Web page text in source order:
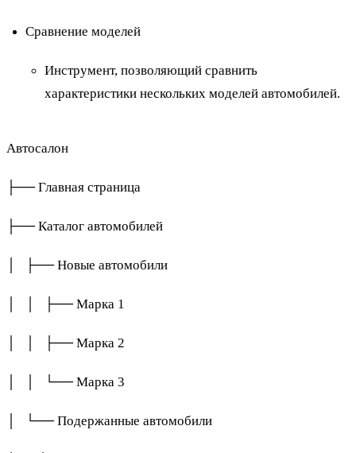
Сравнение моделей
Инструмент, позволяющий сравнить
характеристики нескольких моделей автомобилей.
Автосалон
├── Главная страница
├── Каталог автомобилей
│ ├── Новые автомобили
│ │ ├── Марка 1
│ │ ├── Марка 2
│ │ └── Марка 3
│ └── Подержанные автомобили